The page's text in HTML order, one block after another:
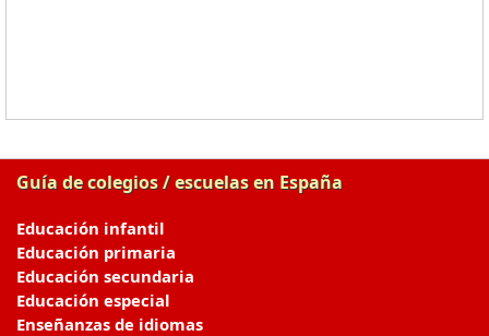
Guía de colegios / escuelas en España
Educación infantil
Educación primaria
Educación secundaria
Educación especial
Enseñanzas de idiomas